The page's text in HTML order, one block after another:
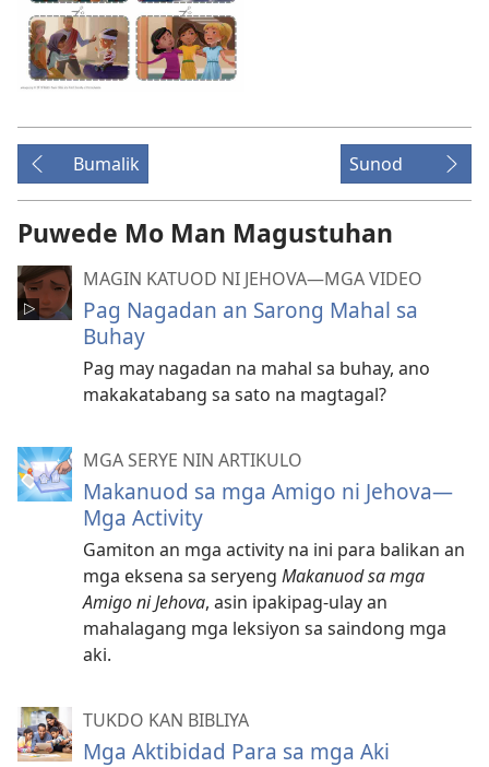
Bumalik Sunod
Puwede Mo Man Magustuhan
MAGIN KATUOD NI JEHOVA​—MGA VIDEO
Pag Nagadan an Sarong Mahal sa
Buhay
Pag may nagadan na mahal sa buhay, ano
makakatabang sa sato na magtagal?
MGA SERYE NIN ARTIKULO
Makanuod sa mga Amigo ni Jehova—
Mga Activity
Gamiton an mga activity na ini para balikan an
mga eksena sa seryeng Makanuod sa mga
Amigo ni Jehova, asin ipakipag-ulay an
mahalagang mga leksiyon sa saindong mga
aki.
TUKDO KAN BIBLIYA
Mga Aktibidad Para sa mga Aki